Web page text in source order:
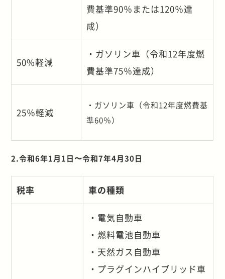
費基準90％または120％達
成）
50%軽減
・ガソリン車（令和12年度燃
費基準75％達成）
25％軽減
・ガソリン車（令和12年度燃費基
準60％）
2.令和6年1月1日〜令和7年4月30日
税率 車の種類
・電気自動車
・燃料電池自動車
・天然ガス自動車
・プラグインハイブリッド車